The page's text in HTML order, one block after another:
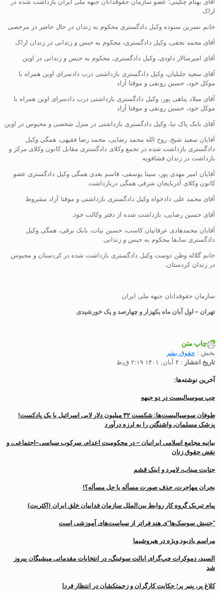
اراک
خانم نسرین ستوده وکیل دادگستری محکوم به زندان در حال حاضر در مرخصی
آقای محمد نجفی، وکیل دادگستری، محکوم به حبس و زندانی در زندان اراک
آقای امیرسالار داودی، وکیل دادگستری، محکوم به حبس و زندانی در اوین
آقای سعید جلیلیان، وکیل دادگستری بازداشتی درب دادسرای اوین همراه با
موکل خود، حسین رونقی و موقتا آزاد
آقای میلاد پناهی پور، وکیل دادگستری بازداشتی درب دادسرای اوین همراه با
موکل خود، حسین رونقی و موقتا آزاد
آقای بابک پاک نیا، وکیل دادگستری بازداشتی در منزل شخصی و محبوس در اوین
آقایان سعید شیخ، روح الله محمد رضایی، محمد رضا فقیهی، همگی وکیل
دادگستری بازداشت شده در تجمع وکلای دادگستری مقابل کانون وکلای مرکز و
بازداشت در زندان فشافویه
آقایان امیر مهدی پور، سینا یوسفی، قاسم بعدی همگی وکیل دادگستری عضو
کانون وکلای آذربایجان شرقی همگی دربازداشت
آقای محمد علی دادخواه وکیل دادگستری بازداشتی و موقتا آزاد مشروط
آقای حسین رضایی، بازداشت شده از دفتر وکالت خود.
آقایان محمدهادی عرفانیان کاسب، حسین بیات، بابک برقی، همگی وکیل
دادگستری سابقا محکوم به حبس و زندانی.
خانم گلاله وطن دوست وکیل دادگستری بازداشت شده در کردستان و محبوس
در زندان کردستان.
سازمان حقوقدانان جبهه ملی ایران
تهران – اول آبان ماه یکهزار و چهارصد و‌ یک خورشیدی
چاپ متن
بخش : حقوق بشر
تاریخ انتشار : ۴ آبان, ۱۴۰۱ ۲:۱۹ ق٫ظ
آخرین نوشته‌ها:
چپ سوسیالیست در دو جبهه
طوفان سوسیالیست‌ها: شکست ۳۲ میلیون دلار لابی اسرائیل با یک پادکست!
پزشک مسلمان، واشنگتن را به لرزه درآورد
بیانیه مجامع اسلامی ایرانیان – در محکومیت اعدام، سرکوب سیاسی–اجتماعی، و
نقض حقوق زنان
جنایت میناب، لامرد و اینک قشم
بحران مهاجرت‌، حذف صورت مسأله یا حل مسأله؟!
پیام تبریک گروه کار روابط بین‌الملل سازمان فداییان خلق ایران (اکثریت)
“جنبش سوسک‌ها”ی هند فراتر از سیاست‌های آموزشی است
مراسم یادبود ویژه در هیروشیما
السید، دموکرات چپ‌گرای ایالت سوئینگ، در انتخابات مقدماتی میشیگان پیروز
شد
کلاغ پر، پنیر پر؛ حکایت کارگران و زحمتکشان در انتظار فردا